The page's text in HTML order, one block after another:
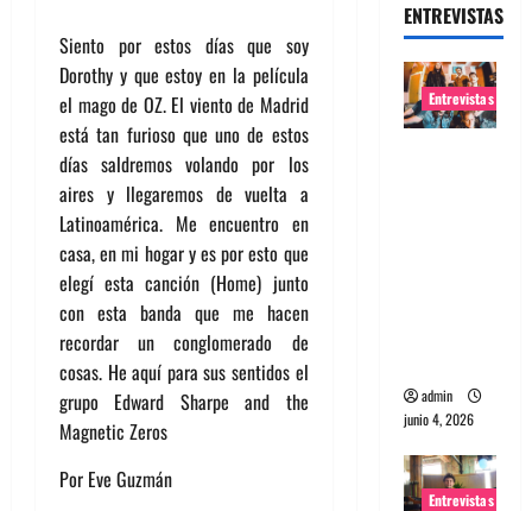
Siento por estos días que soy
Dorothy y que estoy en la película
el mago de OZ. El viento de Madrid
está tan furioso que uno de estos
días saldremos volando por los
aires y llegaremos de vuelta a
Latinoamérica. Me encuentro en
casa, en mi hogar y es por esto que
elegí esta canción (Home) junto
con esta banda que me hacen
recordar un conglomerado de
cosas. He aquí para sus sentidos el
grupo Edward Sharpe and the
Magnetic Zeros
Por Eve Guzmán
ENTREVISTAS
Entrevistas
admin
junio 4, 2026
Entrevistas